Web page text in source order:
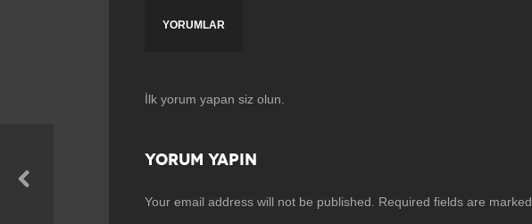
YORUMLAR
İlk yorum yapan siz olun.
YORUM YAPIN
Your email address will not be published. Required fields are marked